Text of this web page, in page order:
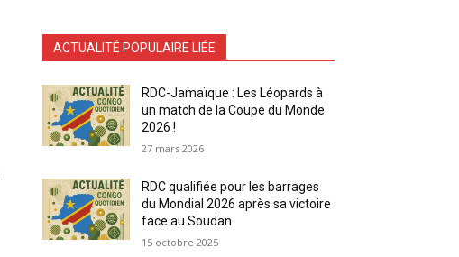
ACTUALITÉ POPULAIRE LIÉE
RDC-Jamaïque : Les Léopards à
un match de la Coupe du Monde
2026 !
27 mars 2026
RDC qualifiée pour les barrages
du Mondial 2026 après sa victoire
face au Soudan
15 octobre 2025